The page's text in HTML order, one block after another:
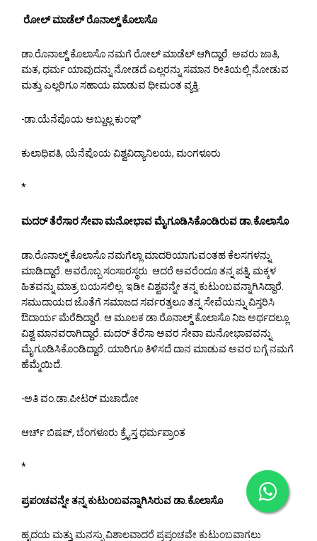
ರೋಲ್ ಮಾಡೆಲ್ ರೊನಾಲ್ಡ್ ಕೊಲಾಸೊ
ಡಾ.ರೊನಾಲ್ಡ್ ಕೊಲಾಸೊ ನಮಗೆ ರೋಲ್ ಮಾಡೆಲ್ ಆಗಿದ್ದಾರೆ. ಅವರು ಜಾತಿ,
ಮತ, ಧರ್ಮ ಯಾವುದನ್ನು ನೋಡದೆ ಎಲ್ಲರನ್ನು ಸಮಾನ ರೀತಿಯಲ್ಲಿ ನೋಡುವ
ಮತ್ತು ಎಲ್ಲರಿಗೂ ಸಹಾಯ ಮಾಡುವ ಧೀಮಂತ ವ್ಯಕ್ತಿ.
-ಡಾ.ಯೆನೆಪೊಯ ಅಬ್ದುಲ್ಲ ಕುಂಞಿ
ಕುಲಾಧಿಪತಿ, ಯೆನೆಪೊಯ ವಿಶ್ವವಿದ್ಯಾನಿಲಯ, ಮಂಗಳೂರು
*
ಮದರ್ ತೆರೆಸಾರ ಸೇವಾ ಮನೋಭಾವ ಮೈಗೂಡಿಸಿಕೊಂಡಿರುವ ಡಾ.ಕೊಲಾಸೊ
ಡಾ.ರೊನಾಲ್ಡ್ ಕೊಲಾಸೊ ನಮಗೆಲ್ಲಾ ಮಾದರಿಯಾಗುವಂತಹ ಕೆಲಸಗಳನ್ನು
ಮಾಡಿದ್ದಾರೆ. ಅವರೊಬ್ಬ ಸಂಸಾರಸ್ಥರು. ಆದರೆ ಅವರೆಂದೂ ತನ್ನ ಪತ್ನಿ, ಮಕ್ಕಳ
ಹಿತವನ್ನು ಮಾತ್ರ ಬಯಸಲಿಲ್ಲ. ಇಡೀ ವಿಶ್ವವನ್ನೇ ತನ್ನ ಕುಟುಂಬವನ್ನಾಗಿಸಿದ್ದಾರೆ.
ಸಮುದಾಯದ ಜೊತೆಗೆ ಸಮಾಜದ ಸರ್ವರತ್ತಲೂ ತನ್ನ ಸೇವೆಯನ್ನು ವಿಸ್ತರಿಸಿ
ಔದಾರ್ಯ ಮೆರೆದಿದ್ದಾರೆ. ಆ ಮೂಲಕ ಡಾ.ರೊನಾಲ್ಡ್ ಕೊಲಾಸೊ ನಿಜ ಅರ್ಥದಲ್ಲೂ
ವಿಶ್ವ ಮಾನವರಾಗಿದ್ದಾರೆ. ಮದರ್ ತೆರೆಸಾ ಅವರ ಸೇವಾ ಮನೋಭಾವವನ್ನು
ಮೈಗೂಡಿಸಿಕೊಂಡಿದ್ದಾರೆ. ಯಾರಿಗೂ ತಿಳಿಸದೆ ದಾನ ಮಾಡುವ ಅವರ ಬಗ್ಗೆ ನಮಗೆ
ಹೆಮ್ಮೆಯಿದೆ.
-ಅತಿ ವಂ.ಡಾ.ಪೀಟರ್ ಮಚಾದೋ
ಆರ್ಚ್ ಬಿಷಪ್, ಬೆಂಗಳೂರು ಕ್ರೈಸ್ತ ಧರ್ಮಪ್ರಾಂತ
*
ಪ್ರಪಂಚವನ್ನೇ ತನ್ನ ಕುಟುಂಬವನ್ನಾಗಿಸಿರುವ ಡಾ.ಕೊಲಾಸೊ
ಹೃದಯ ಮತ್ತು ಮನಸ್ಸು ವಿಶಾಲವಾದರೆ ಪ್ರಪ್ರಂಚವೇ ಕುಟುಂಬವಾಗಲು